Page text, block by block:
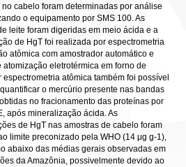
no cabelo foram determinadas por análise
o equipamento por SMS 100. As
leite foram digeridas em meio ácida e a
de HgT foi realizada por espectrometria
atômica com amostrador automático e
atomização eletrotérmica em forno de
espectrometria atômica também foi possível
o mercúrio presente nas bandas
no fracionamento das proteínas por
após mineralização ácida. As
de HgT nas amostras de cabelo foram
limite preconizado pela WHO (14 μg g-1),
abaixo das médias gerais observadas em
da Amazônia, possivelmente devido ao